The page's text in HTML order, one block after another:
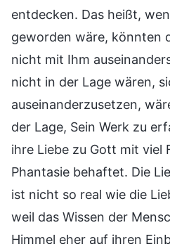
entdecken. Das heißt,
geworden wäre, könnten
nicht mit Ihm
nicht in der Lage wären,
auseinanderzusetzen,
der Lage, Sein Werk zu
ihre Liebe zu Gott mit viel
Phantasie behaftet. Die
ist nicht so real wie die
weil das Wissen der
Himmel eher auf ihren